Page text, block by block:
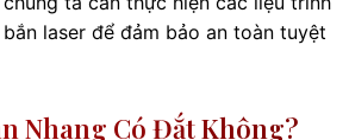
laser để đảm bảo an toàn tuyệt
Nhang Có Đắt Không?